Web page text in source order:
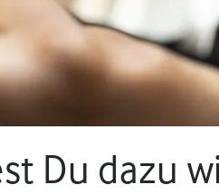
Du dazu